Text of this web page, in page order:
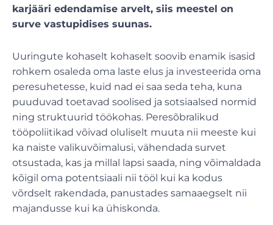
karjääri edendamise arvelt, siis meestel on
surve vastupidises suunas.
Uuringute kohaselt kohaselt soovib enamik isasid
rohkem osaleda oma laste elus ja investeerida oma
peresuhetesse, kuid nad ei saa seda teha, kuna
puuduvad toetavad soolised ja sotsiaalsed normid
ning struktuurid töökohas. Peresõbralikud
tööpoliitikad võivad oluliselt muuta nii meeste kui
ka naiste valikuvõimalusi, vähendada survet
otsustada, kas ja millal lapsi saada, ning võimaldada
kõigil oma potentsiaali nii tööl kui ka kodus
võrdselt rakendada, panustades samaaegselt nii
majandusse kui ka ühiskonda.